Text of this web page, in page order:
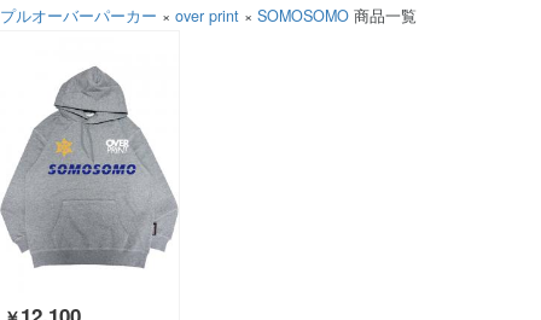
プルオーバーパーカー × over print × SOMOSOMO 商品一覧